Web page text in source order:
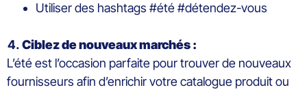
Utiliser des hashtags #été #détendez-vous
Ciblez de nouveaux marchés :
L’été est l’occasion parfaite pour trouver de nouveaux
fournisseurs afin d’enrichir votre catalogue produit ou